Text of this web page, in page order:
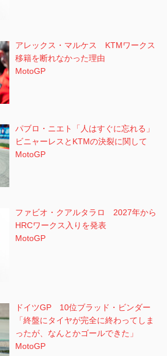
アレックス・マルケス KTMワークス
移籍を断れなかった理由
MotoGP
パブロ・ニエト「人はすぐに忘れる」
ビニャーレスとKTMの決裂に関して
MotoGP
ファビオ・クアルタラロ 2027年から
HRCワークス入りを発表
MotoGP
ドイツGP 10位ブラッド・ビンダー
「終盤にタイヤが完全に終わってしま
ったが、なんとかゴールできた」
MotoGP